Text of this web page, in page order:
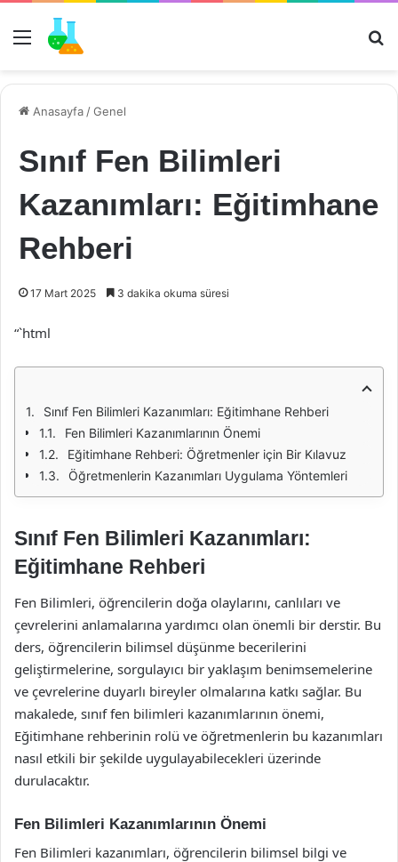
Menü
Anasayfa /Genel
Sınıf Fen Bilimleri
Kazanımları: Eğitimhane
Rehberi
17 Mart 2025 3 dakika okuma süresi
“`html
Sınıf Fen Bilimleri Kazanımları: Eğitimhane Rehberi
Fen Bilimleri Kazanımlarının Önemi
Eğitimhane Rehberi: Öğretmenler için Bir Kılavuz
Öğretmenlerin Kazanımları Uygulama Yöntemleri
Sınıf Fen Bilimleri Kazanımları:
Eğitimhane Rehberi
Fen Bilimleri, öğrencilerin doğa olaylarını, canlıları ve
çevrelerini anlamalarına yardımcı olan önemli bir derstir. Bu
ders, öğrencilerin bilimsel düşünme becerilerini
geliştirmelerine, sorgulayıcı bir yaklaşım benimsemelerine
ve çevrelerine duyarlı bireyler olmalarına katkı sağlar. Bu
makalede, sınıf fen bilimleri kazanımlarının önemi,
Eğitimhane rehberinin rolü ve öğretmenlerin bu kazanımları
nasıl etkili bir şekilde uygulayabilecekleri üzerinde
durulacaktır.
Fen Bilimleri Kazanımlarının Önemi
Fen Bilimleri kazanımları, öğrencilerin bilimsel bilgi ve